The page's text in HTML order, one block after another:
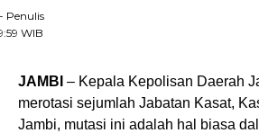
- Penulis
WIB
JAMBI – Kepala Kepolisan Daerah
merotasi sejumlah Jabatan Kasat,
Jambi, mutasi ini adalah hal biasa